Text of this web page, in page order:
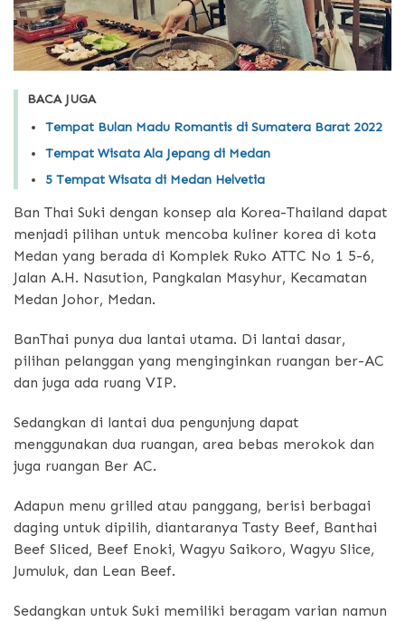
BACA JUGA
Tempat Bulan Madu Romantis di Sumatera Barat 2022
Tempat Wisata Ala Jepang di Medan
5 Tempat Wisata di Medan Helvetia
Ban Thai Suki dengan konsep ala Korea-Thailand dapat
menjadi pilihan untuk mencoba kuliner korea di kota
Medan yang berada di Komplek Ruko ATTC No 1 5-6,
Jalan A.H. Nasution, Pangkalan Masyhur, Kecamatan
Medan Johor, Medan.
BanThai punya dua lantai utama. Di lantai dasar,
pilihan pelanggan yang menginginkan ruangan ber-AC
dan juga ada ruang VIP.
Sedangkan di lantai dua pengunjung dapat
menggunakan dua ruangan, area bebas merokok dan
juga ruangan Ber AC.
Adapun menu grilled atau panggang, berisi berbagai
daging untuk dipilih, diantaranya Tasty Beef, Banthai
Beef Sliced, Beef Enoki, Wagyu Saikoro, Wagyu Slice,
Jumuluk, dan Lean Beef.
Sedangkan untuk Suki memiliki beragam varian namun